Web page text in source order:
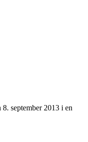
september 2013 i en